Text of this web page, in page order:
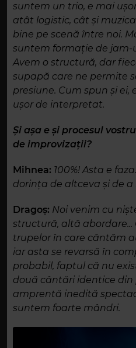
suntem un trio, e mai
atât logistic, cât și
bine pe scenă între noi.
suntem formație de jam-
Avem o structură, dar
supapă care ne permite
presiune. Cum spun și
ușor de interpretat.
Și așa e și procesul
de improvizații?
Mihnea: 100%! Asta e
dorința de altceva și de a
Dragoș: Noi venim cu
structură, altă
trupelor în care cântăm
iar asta se revarsă în
probabil, faptul că nu
două cântări identice din
amprentă inedită
suntem foarte mândri.